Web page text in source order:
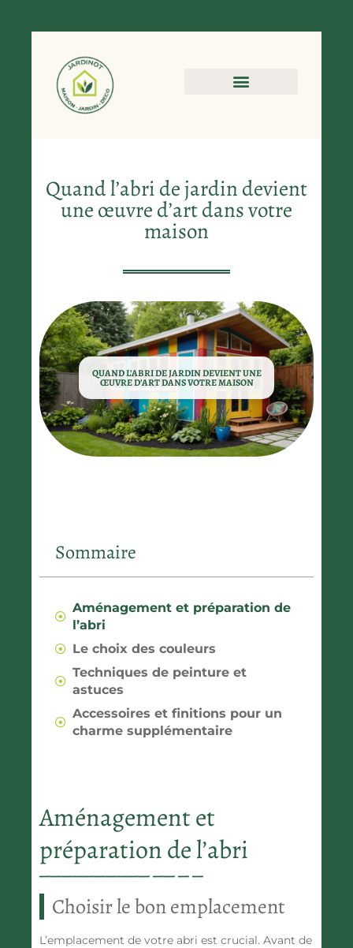
Quand l’abri de jardin devient
une œuvre d’art dans votre
maison
QUAND L’ABRI DE JARDIN DEVIENT UNE
ŒUVRE D’ART DANS VOTRE MAISON
Sommaire
Aménagement et préparation de
l’abri
Le choix des couleurs
Techniques de peinture et
astuces
Accessoires et finitions pour un
charme supplémentaire
Aménagement et
préparation de l’abri
Choisir le bon emplacement
L’emplacement de votre abri est crucial. Avant de